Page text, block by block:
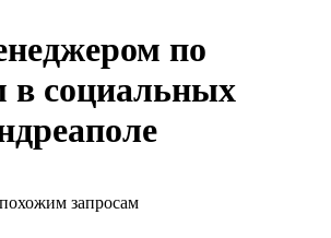
по
в социальных
запросам